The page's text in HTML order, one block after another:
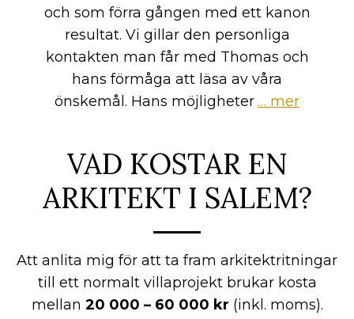
och som förra gången med ett kanon
resultat. Vi gillar den personliga
kontakten man får med Thomas och
hans förmåga att läsa av våra
önskemål. Hans möjligheter … mer
VAD KOSTAR EN
ARKITEKT I SALEM?
Att anlita mig för att ta fram arkitektritningar
till ett normalt villaprojekt brukar kosta
mellan 20 000 – 60 000 kr (inkl. moms).